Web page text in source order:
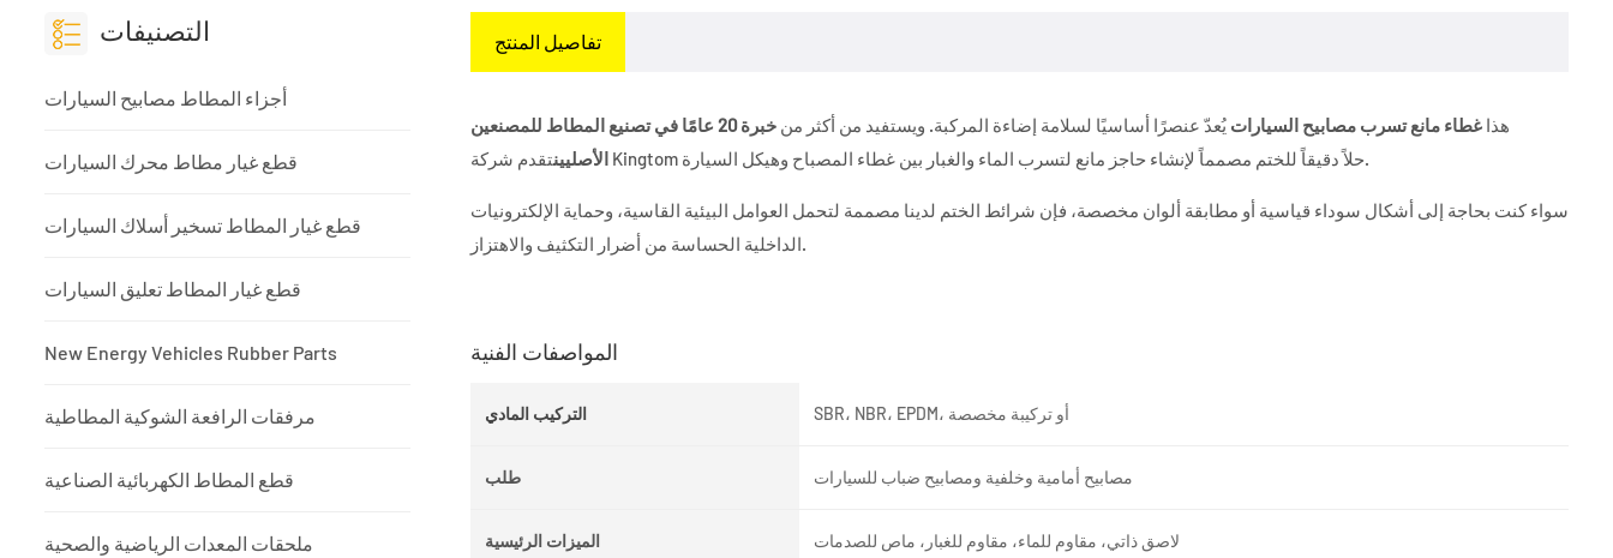
تفاصيل المنتج
هذاغطاء مانع تسرب مصابيح السيارات يُعدّ عنصرًا أساسيًا لسلامة إضاءة المركبة. ويستفيد من أكثر من
خبرة 20 عامًا في تصنيع المطاط للمصنعين
الأصليين
تقدم شركة Kingtom حلاً دقيقاً للختم مصمماً لإنشاء حاجز مانع لتسرب الماء والغبار بين غطاء المصباح وهيكل السيارة.
سواء كنت بحاجة إلى أشكال سوداء قياسية أو مطابقة ألوان مخصصة، فإن شرائط الختم لدينا مصممة لتحمل العوامل البيئية القاسية، وحماية الإلكترونيات
الداخلية الحساسة من أضرار التكثيف والاهتزاز.
المواصفات الفنية
التركيب المادي SBR، NBR، EPDM، أو تركيبة مخصصة
طلب مصابيح أمامية وخلفية ومصابيح ضباب للسيارات
الميزات الرئيسية لاصق ذاتي، مقاوم للماء، مقاوم للغبار، ماص للصدمات
التصنيفات
أجزاء المطاط مصابيح السيارات
قطع غيار مطاط محرك السيارات
قطع غيار المطاط تسخير أسلاك السيارات
قطع غيار المطاط تعليق السيارات
New Energy Vehicles Rubber Parts
مرفقات الرافعة الشوكية المطاطية
قطع المطاط الكهربائية الصناعية
ملحقات المعدات الرياضية والصحية